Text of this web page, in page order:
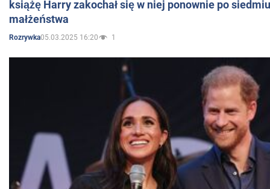
książę Harry zakochał się w niej ponownie po
małżeństwa
Rozrywka05.03.2025 16:20 1